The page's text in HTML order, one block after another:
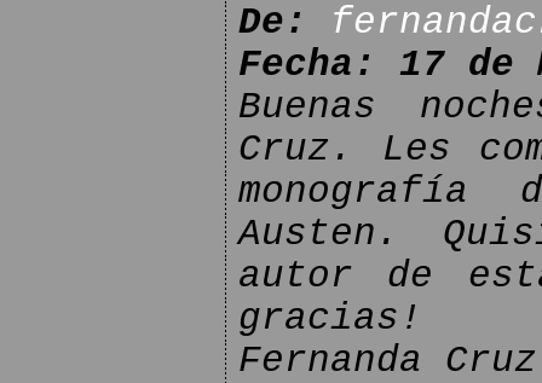
De:
Fecha: 17 de
Buenas
Cruz. Les
Austen.
autor de
gracias!
Fernanda Cruz